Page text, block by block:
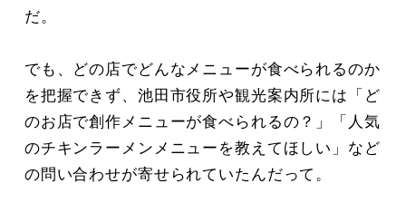
だ。
でも、どの店でどんなメニューが食べられるのか
を把握できず、池田市役所や観光案内所には「ど
のお店で創作メニューが食べられるの？」「人気
のチキンラーメンメニューを教えてほしい」など
の問い合わせが寄せられていたんだって。